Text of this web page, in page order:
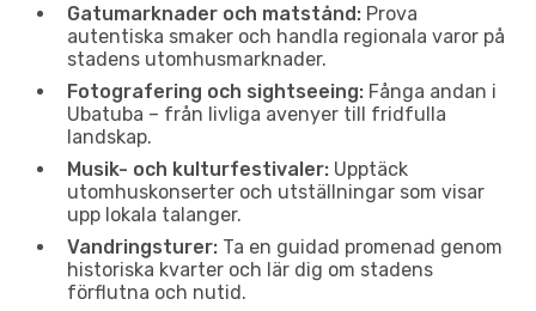
Gatumarknader och matstånd: Prova
autentiska smaker och handla regionala varor på
stadens utomhusmarknader.
Fotografering och sightseeing: Fånga andan i
Ubatuba – från livliga avenyer till fridfulla
landskap.
Musik- och kulturfestivaler: Upptäck
utomhuskonserter och utställningar som visar
upp lokala talanger.
Vandringsturer: Ta en guidad promenad genom
historiska kvarter och lär dig om stadens
förflutna och nutid.